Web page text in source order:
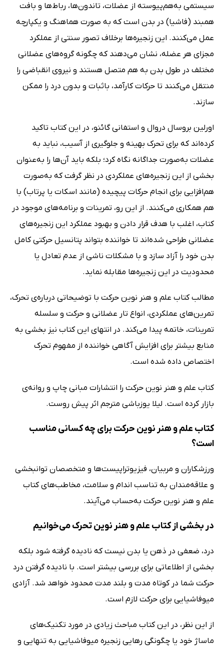
سیستمی به‌هم‌پیوسته از عضلات، تاندون‌ها، رباط‌ها و بافت
همبند (فاشیا) در بدن است که به صورت هماهنگ و یکپارچه
عمل می‌کنند. این زنجیره‌ها برخلاف تصور سنتی از عملکرد
مجزای هر عضله، نشان می‌دهند که چگونه گروه‌های عضلانی
مختلف در طول بدن به هم متصل هستند و نیروی انقباضی را
منتقل می‌کنند تا حرکات کارآمد، باثبات و بدون درد را ممکن
سازند.
اورلین بروسال دروال و استفانی گائنو، در این کتاب تاکید
کرده‌اند که برای تحرک بهینه و جلوگیری از آسیب، نباید به
عضلات به‌صورت جداگانه نگاه کرد؛ بلکه باید آن‌ها را به‌عنوان
بخشی از این زنجیره‌های عملکردی در نظر گرفت که به‌صورت
هم‌افزایی برای انجام حرکات پیچیده (مانند اسکات یا پرتاب) با
هم همکاری می‌کنند. از این رو، تمرینات و برنامه‌های موجود در
کتاب، اغلب با هدف قرار دادن و بهبود عملکرد این زنجیره‌های
عضلانی طراحی شده‌اند تا خواننده بتواند پتانسیل حرکتی کامل
بدن خود را آزاد سازد و با مشکلات ناشی از عدم تعادل یا
محدودیت در این زنجیره‌ها مقابله نماید.
مطالب کتاب علم و هنر نوین حرکت با توضیحاتی درباره‌ی تحرک،
تمرین‌های عملکردی، انواع تار عضلانی و حرکت و سلسله‌
تمرینات، خاتمه پیدا می‌کند. در انتهای این کتاب نیز بخشی به
منابع بیشتر برای افزایش آگاهی خواننده از مفهوم تحرک
اختصاص داده شده است.
کتاب علم و هنر نوین حرکت را انتشارات مبانی چاپ و روانه‌ی
بازار کرده است. لیلا یوزباشی مترجم اثر پیش روست.
کتاب علم و هنر نوین حرکت برای چه کسانی مناسب
است؟
ورزشکاران و مربیان، فیزیوتراپیست‌ها و متخصصان توانبخشی
و علاقه‌مندان به تناسب اندام و سلامت، مخاطب‌های کتاب
علم و هنر نوین حرکت به‌حساب می‌آیند.
در بخشی از کتاب علم و هنر نوین تحرک می‌خوانیم
درد، ضعفی در ذهن یا بدن نیست که نادیده گرفته شود بلکه
بخشی از اطلاعاتی برای بررسی بیشتر است. با نادیده گرفتن درد
حرکت شما در کوتاه مدت و بلند مدت محدود خواهد شد. آزادی
میوفاشیایی برای حرکت لازم است.
از این نظر، در این کتاب مباحث زیادی در مورد تکنیک‌های
ماساژ خود یا چگونگی رهایی زنجیره میوفاشیایی به تنهایی و